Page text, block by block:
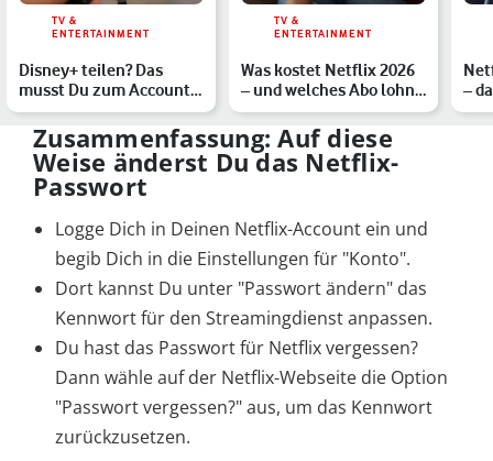
TV &
ENTERTAINMENT
Disney+ teilen? Das
musst Du zum Account-
Sharing wissen –
Haushal…
TV &
ENTERTAINMENT
Was kostet Netflix 2026
– und welches Abo lohnt
sich?
–
Zusammenfassung: Auf diese
Weise änderst Du das Netflix-
Passwort
Logge Dich in Deinen Netflix-Account ein und
begib Dich in die Einstellungen für "Konto".
Dort kannst Du unter "Passwort ändern" das
Kennwort für den Streamingdienst anpassen.
Du hast das Passwort für Netflix vergessen?
Dann wähle auf der Netflix-Webseite die Option
"Passwort vergessen?" aus, um das Kennwort
zurückzusetzen.